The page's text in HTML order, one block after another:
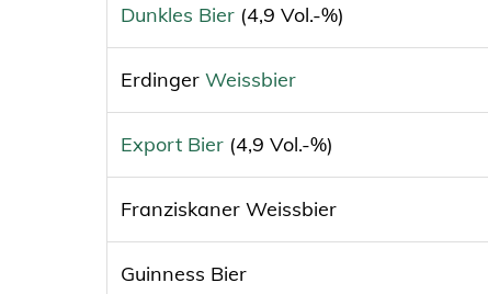
Dunkles Bier (4,9 Vol.-%)
Erdinger Weissbier
Export Bier (4,9 Vol.-%)
Franziskaner Weissbier
Guinness Bier